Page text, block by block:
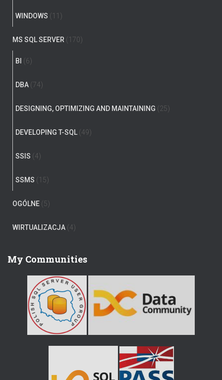
WINDOWS (11)
MS SQL SERVER (170)
BI (6)
DBA (74)
DESIGNING, OPTIMIZING AND MAINTAINING (25)
DEVELOPING T-SQL (49)
SSIS (4)
SSMS (15)
OGÓLNE (5)
WIRTUALIZACJA (4)
My Communities